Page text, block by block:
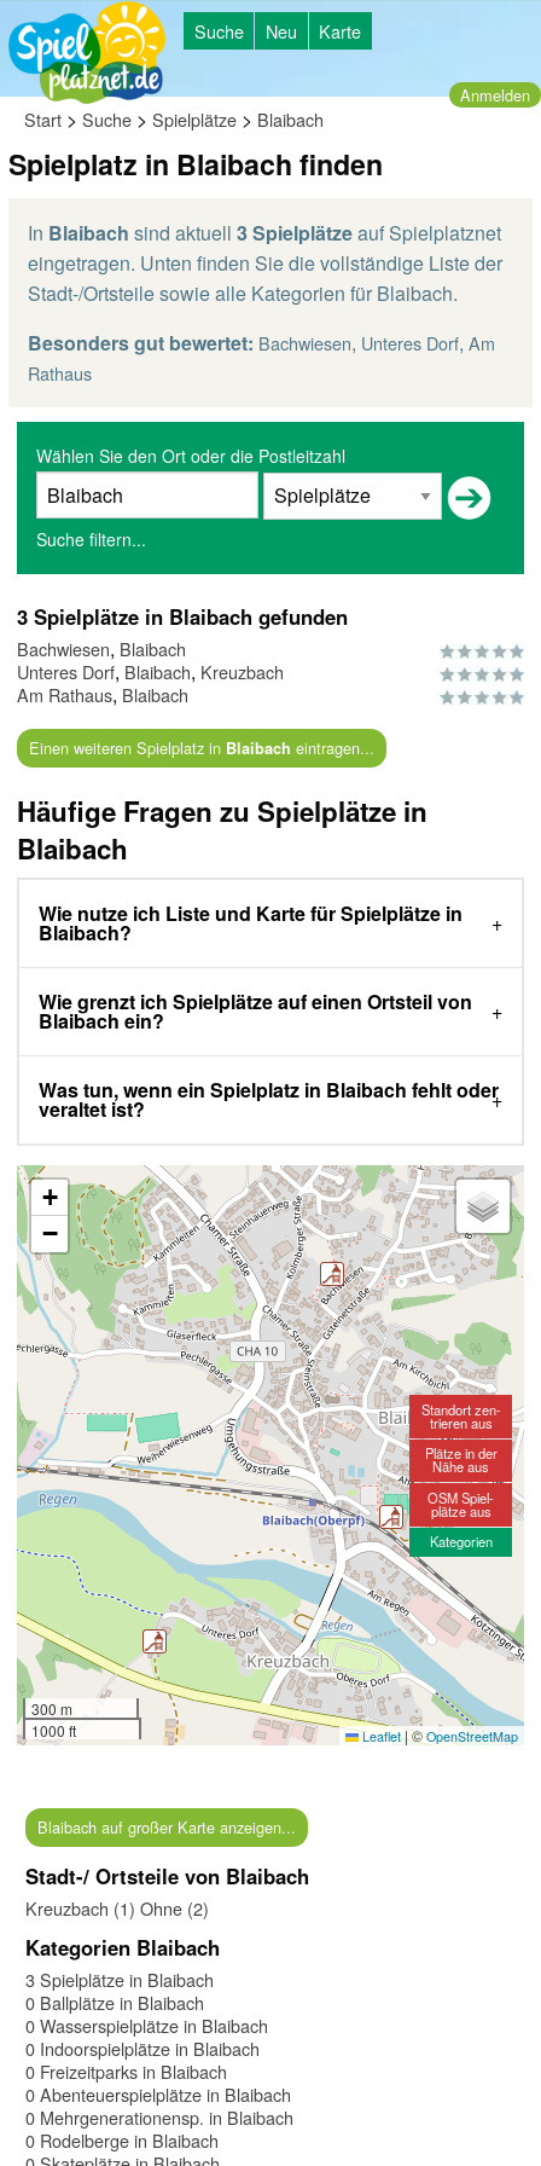
Suche Neu Karte
Anmelden
Start > Suche > Spielplätze > Blaibach
Spielplatz in Blaibach finden
In Blaibach sind aktuell 3 Spielplätzeauf Spielplatznet
eingetragen. Unten finden Sie die vollständige Liste der
Stadt-/Ortsteile sowie alle Kategorien für Blaibach.
Besonders gut bewertet: Bachwiesen, Unteres Dorf, Am
Rathaus
Wählen Sie den Ort oder die Postleitzahl
Suche filtern...
3 Spielplätze in Blaibach gefunden
Bachwiesen, Blaibach
Unteres Dorf, Blaibach, Kreuzbach
Am Rathaus, Blaibach
Einen weiteren Spielplatz in Blaibach eintragen...
Häufige Fragen zu Spielplätze in
Blaibach
Wie nutze ich Liste und Karte für Spielplätze in
Blaibach?
Wie grenzt ich Spielplätze auf einen Ortsteil von
Blaibach ein?
Was tun, wenn ein Spielplatz in Blaibach fehlt oder
veraltet ist?
+
−
300 m
1000 ft
Leaflet |©OpenStreetMap
Standort zen-
trieren aus
Plätze in der
Nähe aus
OSM Spiel-
plätze aus
Kategorien
Blaibach auf großer Karte anzeigen...
Stadt-/ Ortsteile von Blaibach
Kreuzbach (1) Ohne (2)
Kategorien Blaibach
3 Spielplätze in Blaibach
0 Ballplätze in Blaibach
0 Wasserspielplätze in Blaibach
0 Indoorspielplätze in Blaibach
0 Freizeitparks in Blaibach
0 Abenteuerspielplätze in Blaibach
0 Mehrgenerationensp. in Blaibach
0 Rodelberge in Blaibach